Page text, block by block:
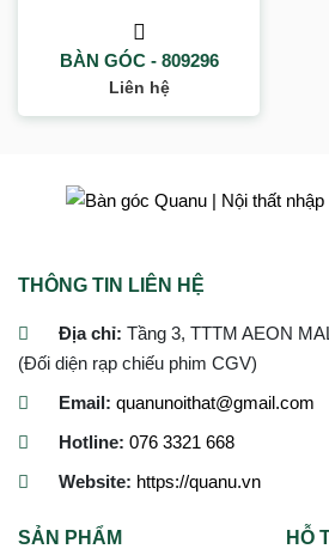
BÀN GÓC - 809296
Liên hệ
THÔNG TIN LIÊN HỆ
Địa chỉ: Tầng 3, TTTM AEON
(Đối diện rạp chiếu phim CGV)
Email: quanunoithat@gmail.com
Hotline: 076 3321 668
Website: https://quanu.vn
SẢN PHẨM HỖ